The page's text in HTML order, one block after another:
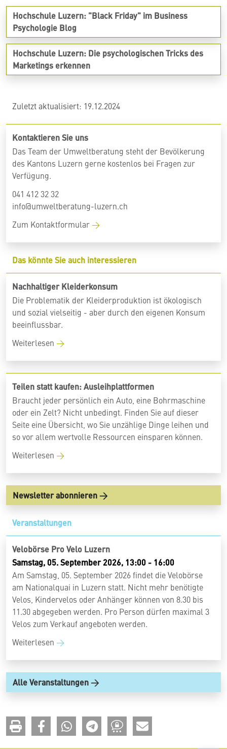
Hochschule Luzern: "Black Friday" im Business
Psychologie Blog
Hochschule Luzern: Die psychologischen Tricks des
Marketings erkennen
Zuletzt aktualisiert: 19.12.2024
Kontaktieren Sie uns
Das Team der Umweltberatung steht der Bevölkerung
des Kantons Luzern gerne kostenlos bei Fragen zur
Verfügung.
041 412 32 32
info@umweltberatung-luzern.ch
Zum Kontaktformular
Das könnte Sie auch interessieren
Nachhaltiger Kleiderkonsum
Die Problematik der Kleiderproduktion ist ökologisch
und sozial vielseitig - aber durch den eigenen Konsum
beeinflussbar.
Weiterlesen
Teilen statt kaufen: Ausleihplattformen
Braucht jeder persönlich ein Auto, eine Bohrmaschine
oder ein Zelt? Nicht unbedingt. Finden Sie auf dieser
Seite eine Übersicht, wo Sie unzählige Dinge leihen und
so vor allem wertvolle Ressourcen einsparen können.
Weiterlesen
Newsletter abonnieren
Veranstaltungen
Velobörse Pro Velo Luzern
Samstag, 05. September 2026, 13:00 - 16:00
Am Samstag, 05. September 2026 findet die Velobörse
am Nationalquai in Luzern statt. Nicht mehr benötigte
Velos, Kindervelos oder Anhänger können von 8.30 bis
11.30 abgegeben werden. Pro Person dürfen maximal 3
Velos zum Verkauf angeboten werden.
Weiterlesen
Alle Veranstaltungen